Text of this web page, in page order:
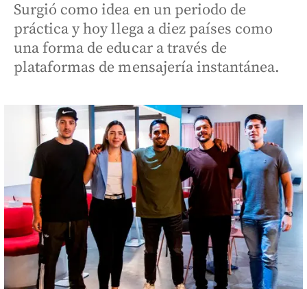
Surgió como idea en un periodo de
práctica y hoy llega a diez países como
una forma de educar a través de
plataformas de mensajería instantánea.